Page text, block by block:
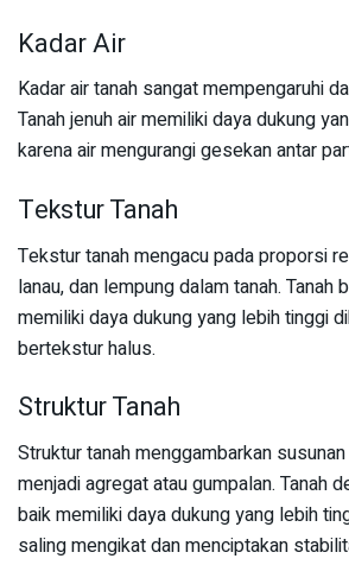
Kadar Air
Kadar air tanah sangat mempengaruhi
Tanah jenuh air memiliki daya dukung
karena air mengurangi gesekan antar
Tekstur Tanah
Tekstur tanah mengacu pada proporsi
lanau, dan lempung dalam tanah. Tanah
memiliki daya dukung yang lebih tinggi
bertekstur halus.
Struktur Tanah
Struktur tanah menggambarkan
menjadi agregat atau gumpalan. Tanah
baik memiliki daya dukung yang lebih
saling mengikat dan menciptakan